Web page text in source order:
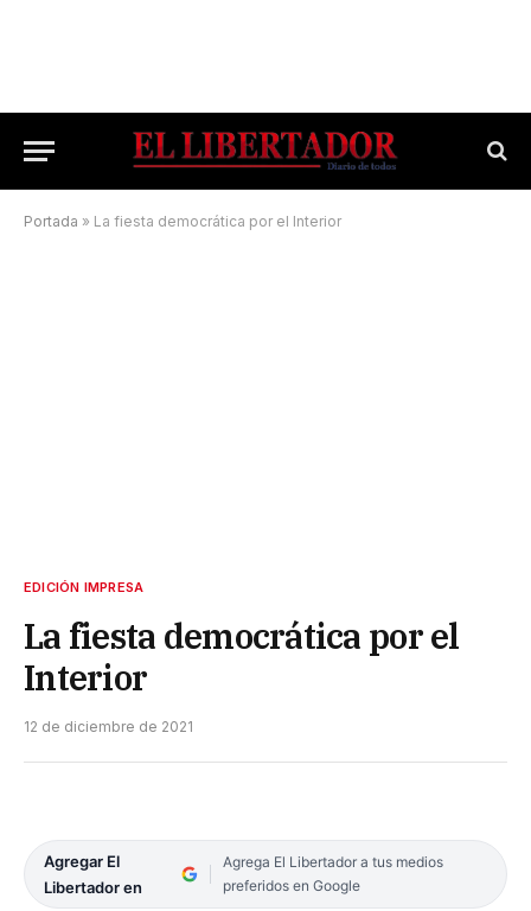
Portada » La fiesta democrática por el Interior
EDICIÓN IMPRESA
La fiesta democrática por el
Interior
12 de diciembre de 2021
Agregar El
Libertador en
Agrega El Libertador a tus medios
preferidos en Google